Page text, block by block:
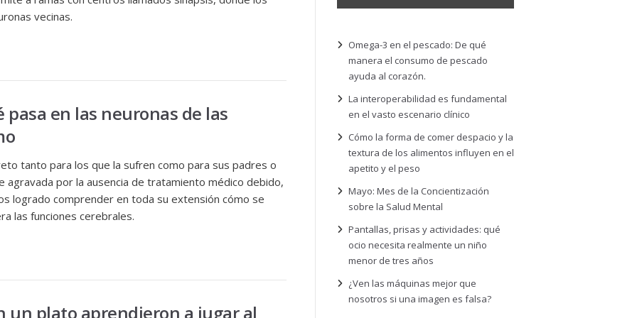
vecinas.
en las neuronas de las
tanto para los que la sufren como para sus padres o
agravada por la ausencia de tratamiento médico debido,
logrado comprender en toda su extensión cómo se
las funciones cerebrales.
un plato aprendieron a jugar al
Omega-3 en el pescado: De qué
manera el consumo de pescado
ayuda al corazón.
La interoperabilidad es fundamental
en el vasto escenario clínico
Cómo la forma de comer despacio y la
textura de los alimentos influyen en el
apetito y el peso
Mayo: Mes de la Concientización
sobre la Salud Mental
Pantallas, prisas y actividades: qué
ocio necesita realmente un niño
menor de tres años
¿Ven las máquinas mejor que
nosotros si una imagen es falsa?